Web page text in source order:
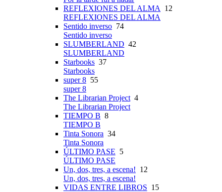
REFLEXIONES DEL ALMA
12
REFLEXIONES DEL ALMA
Sentido inverso 74
Sentido inverso
SLUMBERLAND 42
SLUMBERLAND
Starbooks 37
Starbooks
super 8 55
super 8
The Librarian Project 4
The Librarian Project
TIEMPO B 8
TIEMPO B
Tinta Sonora 34
Tinta Sonora
ÚLTIMO PASE 5
ÚLTIMO PASE
Un, dos, tres, a escena! 12
Un, dos, tres, a escena!
VIDAS ENTRE LIBROS 15